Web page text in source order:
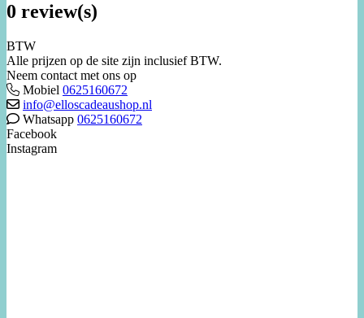
0 review(s)
BTW
Alle prijzen op de site zijn inclusief BTW.
Neem contact met ons op
Mobiel 0625160672
info@elloscadeaushop.nl
Whatsapp 0625160672
Facebook
Instagram